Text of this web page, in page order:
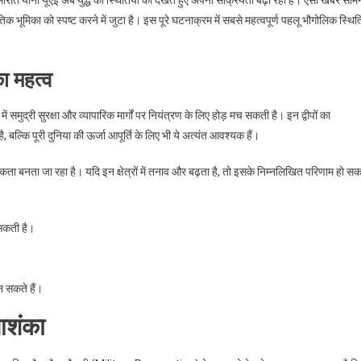
भूमिका को स्पष्ट करने में जुटा है। इस पूरे घटनाक्रम में सबसे महत्वपूर्ण पहलू भौगोलिक
महत्व
सुरक्षा और व्यापारिक मार्गों पर नियंत्रण के लिए होड़ मच सकती है। इन द्वीपों का
पूरी दुनिया की ऊर्जा आपूर्ति के लिए भी ये अत्यंत आवश्यक हैं।
बनता जा रहा है। यदि इन क्षेत्रों में तनाव और बढ़ता है, तो इसके निम्नलिखित परिणाम हो
है।
सकते हैं।